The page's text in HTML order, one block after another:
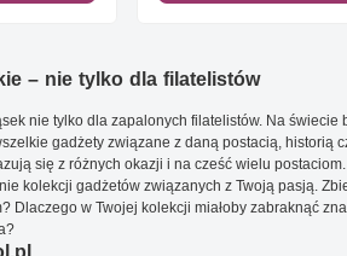
– nie tylko dla filatelistów
nie tylko dla zapalonych filatelistów. Na świecie
gadżety związane z daną postacią, historią
się z różnych okazji i na cześć wielu
kolekcji gadżetów związanych z Twoją pasją.
Dlaczego w Twojej kolekcji miałoby zabraknąć